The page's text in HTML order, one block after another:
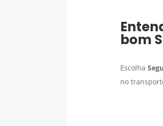
bom
Escolha
no